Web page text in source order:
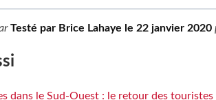
Testé par Brice Lahaye le 22 janvier 2020
dans le Sud-Ouest : le retour des touristes